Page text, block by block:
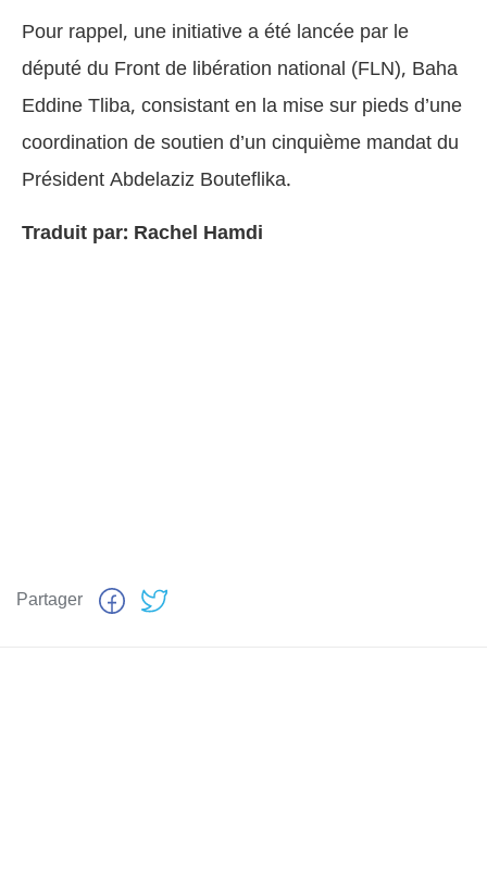
Pour rappel, une initiative a été lancée par le
député du Front de libération national (FLN), Baha
Eddine Tliba, consistant en la mise sur pieds d’une
coordination de soutien d’un cinquième mandat du
Président Abdelaziz Bouteflika.
Traduit par: Rachel Hamdi
Partager